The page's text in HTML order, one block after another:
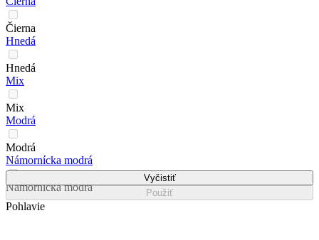
Čierna
Hnedá
Hnedá
Mix
Mix
Modrá
Modrá
Námornícka modrá
Námornícka modrá
Vyčistiť
Použiť
Pohlavie